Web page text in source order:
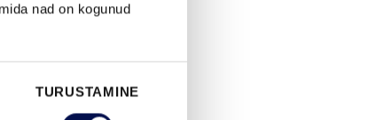
nad on kogunud
TURUSTAMINE